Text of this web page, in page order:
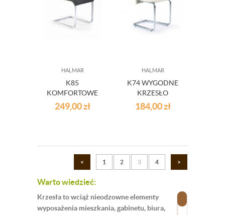
HALMAR
K85
KOMFORTOWE
CZARNE
KRZESŁO
249,00zł
HALMAR
K74 WYGODNE
KRZESŁO
KREMOWE
184,00zł
< 1 2 3 4 >
Warto wiedzieć:
Krzesła to wciąż nieodzowne elementy
wyposażenia mieszkania, gabinetu, biura,